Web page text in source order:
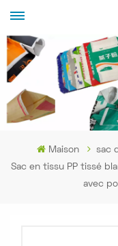
Maison
sac
Sac en tissu PP tissé
avec